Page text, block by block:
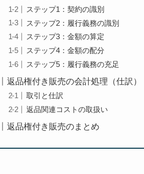
ステップ1：契約の識別
ステップ2：履行義務の識別
ステップ3：金額の算定
ステップ4：金額の配分
ステップ5：履行義務の充足
返品権付き販売の会計処理（仕訳）
取引と仕訳
返品関連コストの取扱い
返品権付き販売のまとめ